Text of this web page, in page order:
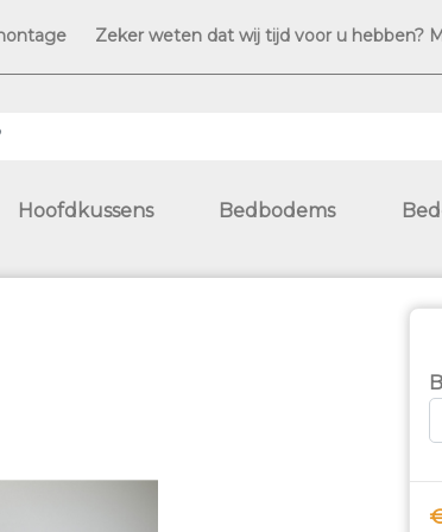
Zeker weten dat wij tijd voor u hebben?
Hoofdkussens Bedbodems